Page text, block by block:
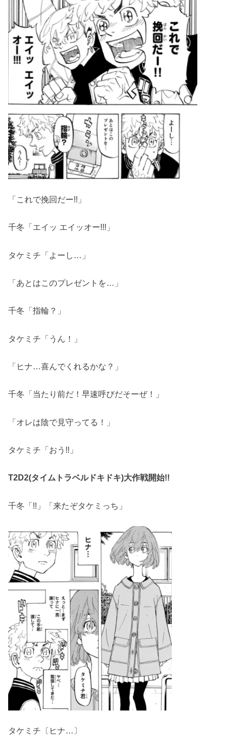
「これで挽回だー!!」
千冬「エイッ エイッオー!!!」
タケミチ「よーし…」
「あとはこのプレゼントを…」
千冬「指輪？」
タケミチ「うん！」
「ヒナ…喜んでくれるかな？」
千冬「当たり前だ！早速呼びだそーぜ！」
「オレは陰で見守ってる！」
タケミチ「おう!!」
T2D2(タイムトラベルドキドキ)大作戦開始!!
千冬「!!」「来たぞタケミっち」
タケミチ〔ヒナ…〕